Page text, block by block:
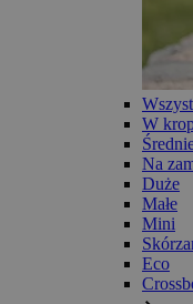
W
Na
Duże
Małe
Mini
Eco